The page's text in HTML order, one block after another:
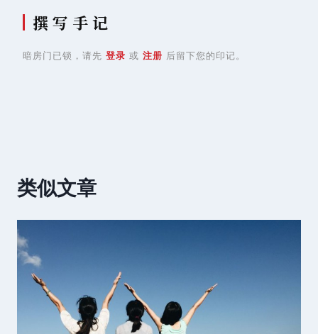
撰 写 手 记
暗房门已锁，请先 登录 或 注册 后留下您的印记。
类似文章